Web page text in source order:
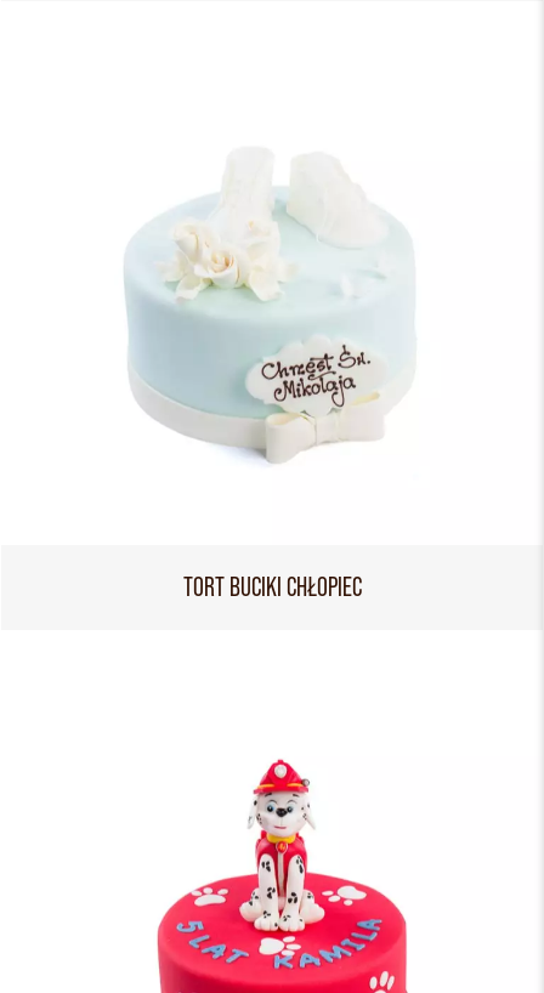
TORT BUCIKI CHŁOPIEC